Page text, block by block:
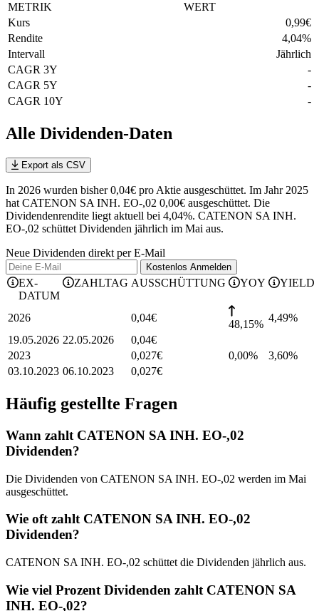
METRIK
WERT
Kurs
0,99€
Rendite
4,04%
Intervall
Jährlich
CAGR 3Y
-
CAGR 5Y
-
CAGR 10Y
-
Alle Dividenden-Daten
Export als CSV
In 2026 wurden bisher 0,04€ pro Aktie ausgeschüttet. Im Jahr 2025
hat CATENON SA INH. EO-,02 0,00€ ausgeschüttet. Die
Dividendenrendite liegt aktuell bei 4,04%. CATENON SA INH.
EO-,02 schüttet Dividenden jährlich im Mai aus.
Neue Dividenden direkt per E-Mail
Kostenlos Anmelden
EX-
DATUM
ZAHLTAG AUSSCHÜTTUNG YOY YIELD
2026 0,04€
48,15%
4,49%
19.05.2026 22.05.2026 0,04€
2023
0,027€ 0,00% 3,60%
03.10.2023 06.10.2023 0,027€
Häufig gestellte Fragen
Wann zahlt CATENON SA INH. EO-,02
Dividenden?
Die Dividenden von CATENON SA INH. EO-,02 werden im Mai
ausgeschüttet.
Wie oft zahlt CATENON SA INH. EO-,02
Dividenden?
CATENON SA INH. EO-,02 schüttet die Dividenden jährlich aus.
Wie viel Prozent Dividenden zahlt CATENON SA
INH. EO-,02?